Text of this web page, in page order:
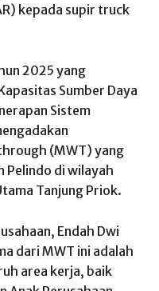
kepada supir truck
2025 yang
Sumber Daya
Sistem
(MWT) yang
Pelindo di wilayah
Tanjung Priok.
Endah Dwi
dari MWT ini adalah
area kerja, baik